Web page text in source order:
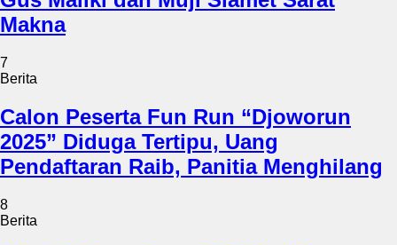
Makna
7
Berita
Calon Peserta Fun Run “Djoworun
2025” Diduga Tertipu, Uang
Pendaftaran Raib, Panitia Menghilang
8
Berita